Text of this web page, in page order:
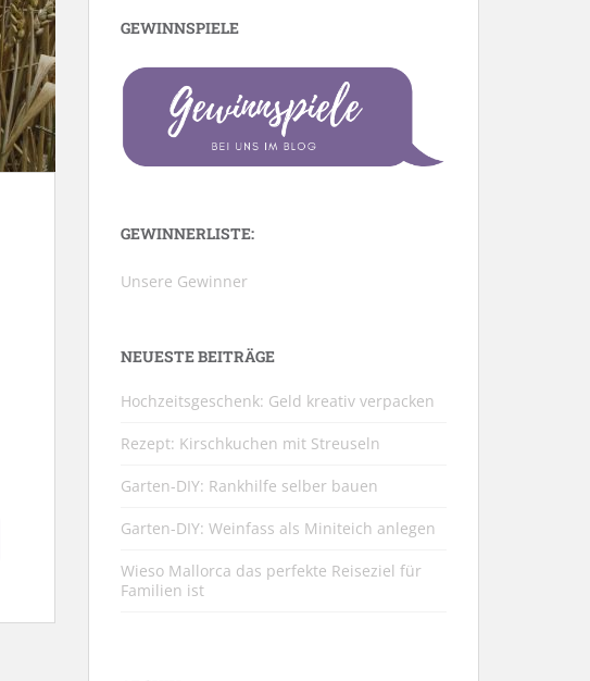
GEWINNSPIELE
GEWINNERLISTE:
Unsere Gewinner
NEUESTE BEITRÄGE
Hochzeitsgeschenk: Geld kreativ verpacken
Rezept: Kirschkuchen mit Streuseln
Garten-DIY: Rankhilfe selber bauen
Garten-DIY: Weinfass als Miniteich anlegen
Wieso Mallorca das perfekte Reiseziel für
Familien ist